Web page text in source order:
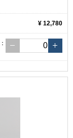
¥ 12,780
：